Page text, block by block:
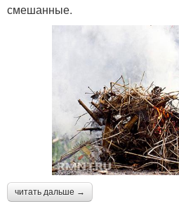
смешанные.
читать дальше →